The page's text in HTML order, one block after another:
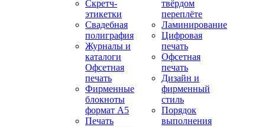
Скретч-
этикетки
Свадебная
полиграфия
Журналы и
каталоги
Офсетная
печать
Фирменные
блокноты
формат А5
Печать
твёрдом
переплёте
Ламинирование
Цифровая
печать
Офсетная
печать
Дизайн и
фирменный
стиль
Порядок
выполнения